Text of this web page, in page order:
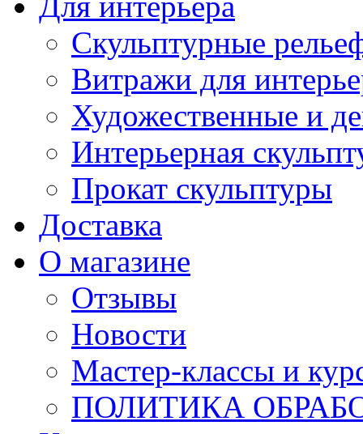
Скульптурные
Витражи для
Художественные и
Интерьерная
Прокат скульптуры
Доставка
О магазине
Отзывы
Новости
Мастер-классы и
ПОЛИТИКА